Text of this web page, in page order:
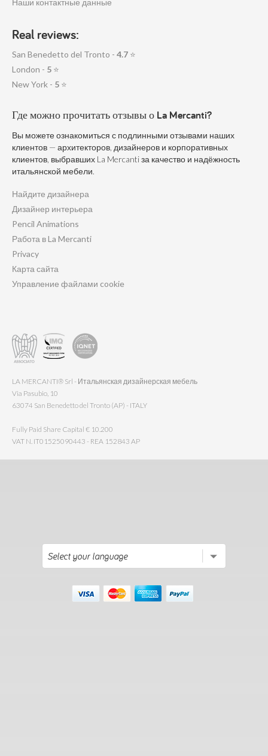
Real reviews:
San Benedetto del Tronto - 4.7 ⭐
London - 5 ⭐
New York - 5 ⭐
Где можно прочитать отзывы о La Mercanti?
Вы можете ознакомиться с подлинными отзывами наших
клиентов — архитекторов, дизайнеров и корпоративных
клиентов, выбравших La Mercanti за качество и надёжность
итальянской мебели.
Найдите дизайнера
Дизайнер интерьера
Pencil Animations
Работа в La Mercanti
Privacy
Карта сайта
Управление файлами cookie
LA MERCANTI® Srl - Итальянская дизайнерская мебель
Via Pasubio, 10
63074 San Benedetto del Tronto (AP) - ITALY
Fully Paid Share Capital € 10.200
VAT N. IT01525090443 - REA 152843 AP